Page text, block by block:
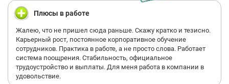
Плюсы в работе
Жалею, что не пришел сюда раньше. Скажу кратко и тезисно.
Карьерный рост, постоянное корпоративное обучение
сотрудников. Практика в работе, а не просто слова. Работает
система поощрения. Стабильность, официальное
трудоустройство и выплаты. Для меня работа в компании в
удовольствие.